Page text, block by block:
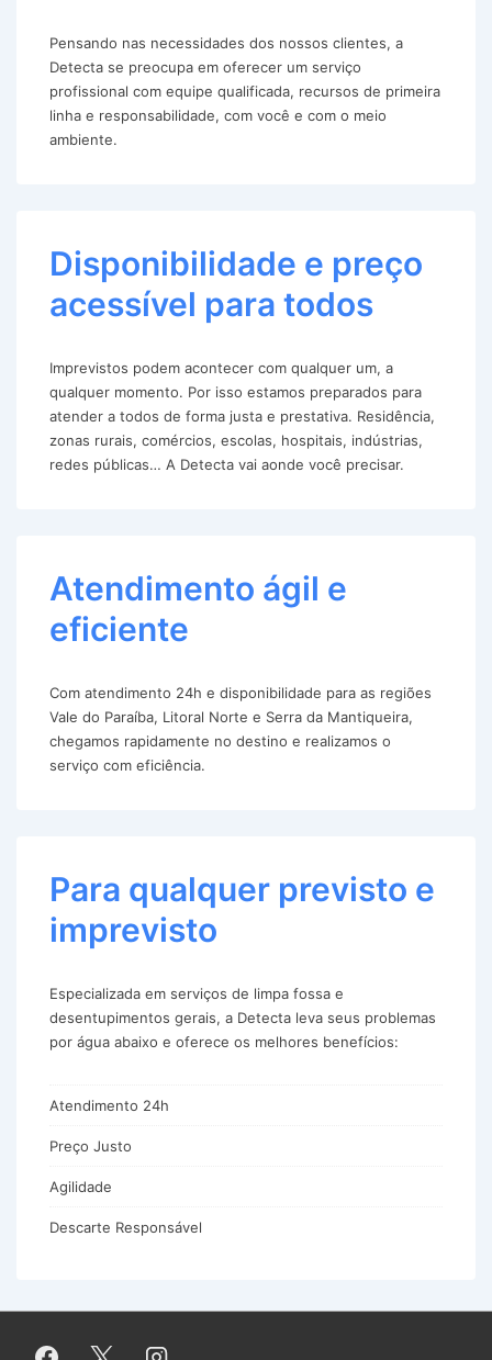
Pensando nas necessidades dos nossos clientes, a
Detecta se preocupa em oferecer um serviço
profissional com equipe qualificada, recursos de primeira
linha e responsabilidade, com você e com o meio
ambiente.
Disponibilidade e preço
acessível para todos
Imprevistos podem acontecer com qualquer um, a
qualquer momento. Por isso estamos preparados para
atender a todos de forma justa e prestativa. Residência,
zonas rurais, comércios, escolas, hospitais, indústrias,
redes públicas… A Detecta vai aonde você precisar.
Atendimento ágil e
eficiente
Com atendimento 24h e disponibilidade para as regiões
Vale do Paraíba, Litoral Norte e Serra da Mantiqueira,
chegamos rapidamente no destino e realizamos o
serviço com eficiência.
Para qualquer previsto e
imprevisto
Especializada em serviços de limpa fossa e
desentupimentos gerais, a Detecta leva seus problemas
por água abaixo e oferece os melhores benefícios:
Atendimento 24h
Preço Justo
Agilidade
Descarte Responsável